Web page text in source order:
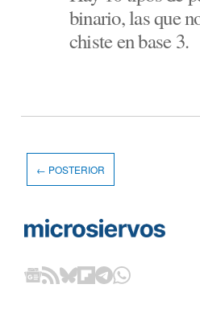
binario, las que
chiste en base 3.
← POSTERIOR